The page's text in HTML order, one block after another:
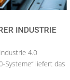
INDUSTRIE
4.0
Systeme“ liefert das